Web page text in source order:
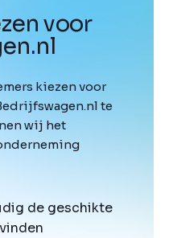
voor
.nl
kiezen voor
te
wij het
de geschikte